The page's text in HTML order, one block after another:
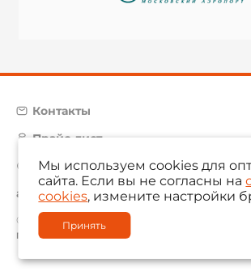
Контакты
Прайс-лист
Карта сайта
aam@aamsystems.ru
© 2004 — 2026 «AAM Systems»
Политика обработки персональных данных
Мы используем cookies для
сайта. Если вы не согласны на
cookies, измените настройки
Принять